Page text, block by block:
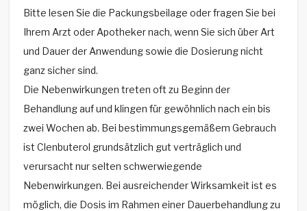
Bitte lesen Sie die Packungsbeilage oder fragen Sie bei
Ihrem Arzt oder Apotheker nach, wenn Sie sich über Art
und Dauer der Anwendung sowie die Dosierung nicht
ganz sicher sind.
Die Nebenwirkungen treten oft zu Beginn der
Behandlung auf und klingen für gewöhnlich nach ein bis
zwei Wochen ab. Bei bestimmungsgemäßem Gebrauch
ist Clenbuterol grundsätzlich gut verträglich und
verursacht nur selten schwerwiegende
Nebenwirkungen. Bei ausreichender Wirksamkeit ist es
möglich, die Dosis im Rahmen einer Dauerbehandlung zu